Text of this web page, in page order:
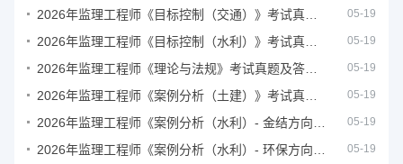
05-19
05-19
05-19
05-19
05-19
05-19